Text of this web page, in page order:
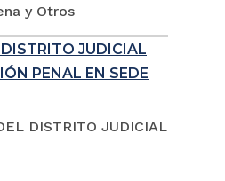
y Otros
JUDICIAL
PENAL EN SEDE
DISTRITO JUDICIAL